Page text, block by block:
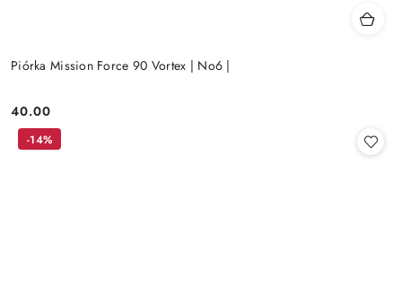
Piórka Mission Force 90 Vortex | No6 |
Cena:
40.00
-14%